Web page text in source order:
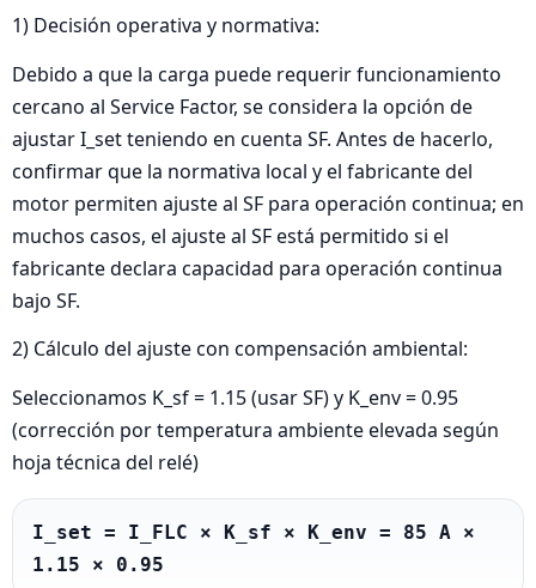
1) Decisión operativa y normativa:
Debido a que la carga puede requerir funcionamiento
cercano al Service Factor, se considera la opción de
ajustar I_set teniendo en cuenta SF. Antes de hacerlo,
confirmar que la normativa local y el fabricante del
motor permiten ajuste al SF para operación continua; en
muchos casos, el ajuste al SF está permitido si el
fabricante declara capacidad para operación continua
bajo SF.
2) Cálculo del ajuste con compensación ambiental:
Seleccionamos K_sf = 1.15 (usar SF) y K_env = 0.95
(corrección por temperatura ambiente elevada según
hoja técnica del relé)
I_set = I_FLC × K_sf × K_env = 85 A ×
1.15 × 0.95